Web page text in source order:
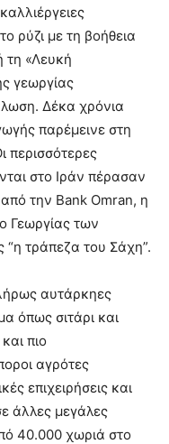
ρύζι με τη βοήθεια
τη «Λευκή
γεωργίας
Δέκα χρόνια
παρέμεινε στη
περισσότερες
στο Ιράν πέρασαν
την Bank Omran, η
Γεωργίας των
“η τράπεζα του Σάχη”.
αυτάρκηες
όπως σιτάρι και
πιο
αγρότες
επιχειρήσεις και
άλλες μεγάλες
40.000 χωριά στο